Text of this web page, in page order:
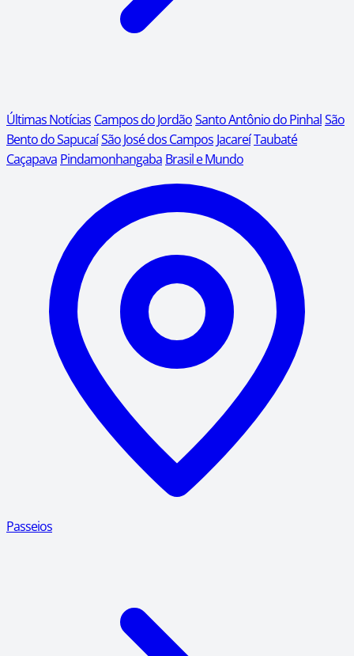
Últimas Notícias Campos do JordãoSanto Antônio do PinhalSão
Bento do SapucaíSão José dos Campos JacareíTaubaté
Caçapava Pindamonhangaba Brasil e Mundo
Passeios